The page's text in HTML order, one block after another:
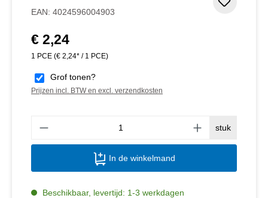
EAN: 4024596004903
Normale prijs:
€ 2,24
1 PCE (€ 2,24* / 1 PCE)
Grof tonen?
Prijzen incl. BTW en excl. verzendkosten
stuk
In de winkelmand
Beschikbaar, levertijd: 1-3 werkdagen